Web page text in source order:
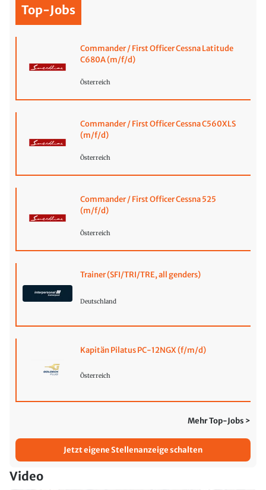
Top-Jobs
Commander / First Officer Cessna Latitude
C680A (m/f/d)
Österreich
Commander / First Officer Cessna C560XLS
(m/f/d)
Österreich
Commander / First Officer Cessna 525
(m/f/d)
Österreich
Trainer (SFI/TRI/TRE, all genders)
Deutschland
Kapitän Pilatus PC-12NGX (f/m/d)
Österreich
Mehr Top-Jobs >
Jetzt eigene Stellenanzeige schalten
Video